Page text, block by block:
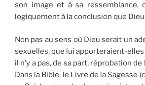
son image et à sa ressemblance,
logiquement à la conclusion que
Non pas au sens où Dieu serait un
sexuelles, que lui apporteraient-elles
il n’y a pas, de sa part, réprobation
Dans la Bible, le Livre de la Sagesse